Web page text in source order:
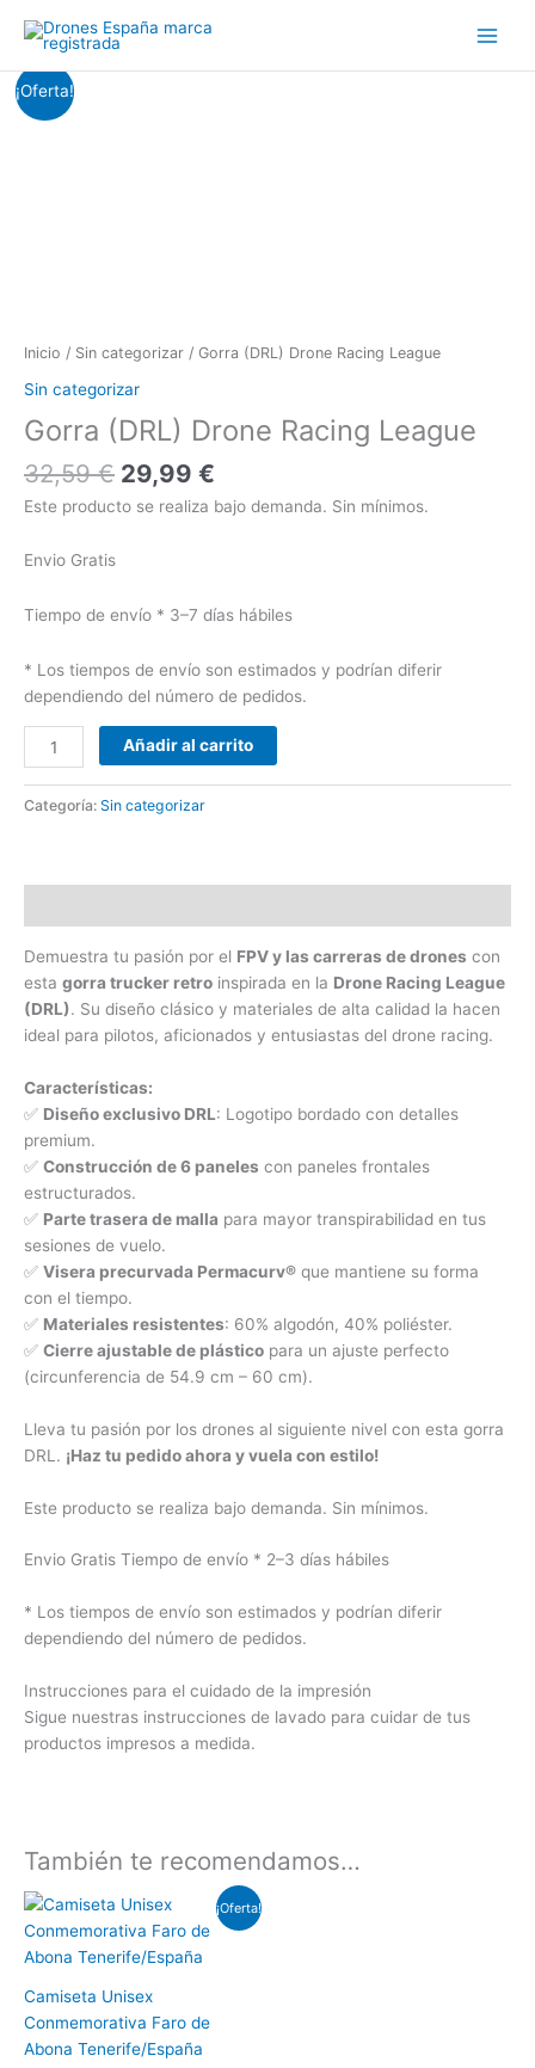
¡Oferta!
Inicio / Sin categorizar / Gorra (DRL) Drone Racing League
Sin categorizar
Gorra (DRL) Drone Racing League
32,59€ 29,99 €
Este producto se realiza bajo demanda. Sin mínimos.
Envio Gratis
Tiempo de envío * 3–7 días hábiles
* Los tiempos de envío son estimados y podrían diferir
dependiendo del número de pedidos.
Gorra
(DRL)
Añadir al carrito
Categoría: Sin categorizar
Demuestra tu pasión por el FPV y las carreras de drones con
esta gorra trucker retro inspirada en la Drone Racing League
(DRL). Su diseño clásico y materiales de alta calidad la hacen
ideal para pilotos, aficionados y entusiastas del drone racing.
Características:
✅ Diseño exclusivo DRL: Logotipo bordado con detalles
premium.
✅ Construcción de 6 paneles con paneles frontales
estructurados.
✅ Parte trasera de malla para mayor transpirabilidad en tus
sesiones de vuelo.
✅ Visera precurvada Permacurv® que mantiene su forma
con el tiempo.
✅ Materiales resistentes: 60% algodón, 40% poliéster.
✅ Cierre ajustable de plástico para un ajuste perfecto
(circunferencia de 54.9 cm – 60 cm).
Lleva tu pasión por los drones al siguiente nivel con esta gorra
DRL. ¡Haz tu pedido ahora y vuela con estilo!
Este producto se realiza bajo demanda. Sin mínimos.
Envio Gratis Tiempo de envío * 2–3 días hábiles
* Los tiempos de envío son estimados y podrían diferir
dependiendo del número de pedidos.
Instrucciones para el cuidado de la impresión
Sigue nuestras instrucciones de lavado para cuidar de tus
productos impresos a medida.
También te recomendamos…
¡Oferta!
Camiseta Unisex
Conmemorativa Faro de
Abona Tenerife/España
El
original
era:
El
actual
es: